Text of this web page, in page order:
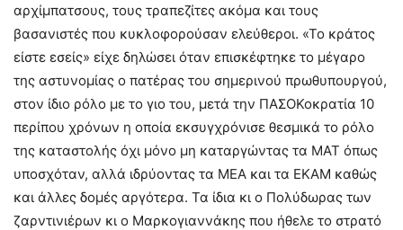
αρχίμπατσους, τους τραπεζίτες ακόμα και τους
βασανιστές που κυκλοφορούσαν ελεύθεροι. «Το κράτος
είστε εσείς» είχε δηλώσει όταν επισκέφτηκε το μέγαρο
της αστυνομίας ο πατέρας του σημερινού πρωθυπουργού,
στον ίδιο ρόλο με το γιο του, μετά την ΠΑΣΟΚοκρατία 10
περίπου χρόνων η οποία εκσυγχρόνισε θεσμικά το ρόλο
της καταστολής όχι μόνο μη καταργώντας τα ΜΑΤ όπως
υποσχόταν, αλλά ιδρύοντας τα ΜΕΑ και τα ΕΚΑΜ καθώς
και άλλες δομές αργότερα. Τα ίδια κι ο Πολύδωρας των
ζαρντινιέρων κι ο Μαρκογιαννάκης που ήθελε το στρατό